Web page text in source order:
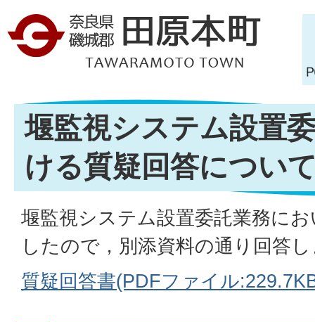
堰監視システム設置
ける質疑回答につい
堰監視システム設置委託業務に
したので，別添資料の通り回答
質疑回答書(PDFファイル